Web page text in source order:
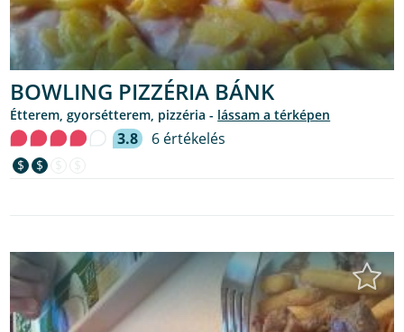
BOWLING PIZZÉRIA BÁNK
étterem, gyorsétterem, pizzéria - lássam a térképen
3.8 6 értékelés
$ $